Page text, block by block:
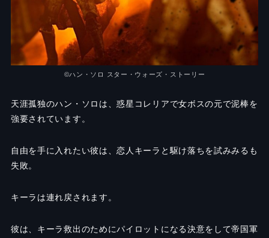
©ハン・ソロ スター・ウォーズ・ストーリー
天涯孤独のハン・ソロは、惑星コレリアで女ボスの元で泥棒を
強要されています。
自由を手に入れたい彼は、恋人キーラと駆け落ちを試みみるも
失敗。
キーラは連れ戻されます。
彼は、キーラ救出のためにパイロットになる決意をして帝国軍